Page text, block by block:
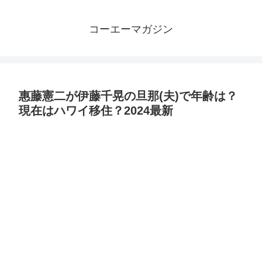
コーエーマガジン
惠藤憲二が伊藤千晃の旦那(夫)で年齢は？
現在はハワイ移住？2024最新